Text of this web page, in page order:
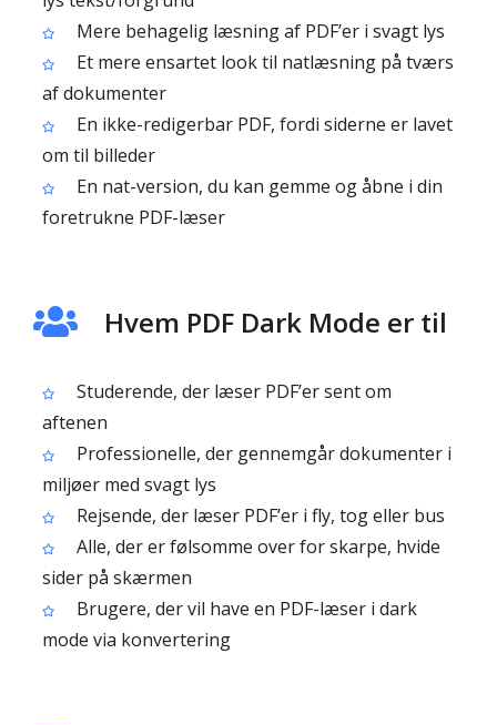
Mere behagelig læsning af PDF’er i svagt lys
Et mere ensartet look til natlæsning på tværs
af dokumenter
En ikke-redigerbar PDF, fordi siderne er lavet
om til billeder
En nat-version, du kan gemme og åbne i din
foretrukne PDF-læser
Hvem PDF Dark Mode er til
Studerende, der læser PDF’er sent om
aftenen
Professionelle, der gennemgår dokumenter i
miljøer med svagt lys
Rejsende, der læser PDF’er i fly, tog eller bus
Alle, der er følsomme over for skarpe, hvide
sider på skærmen
Brugere, der vil have en PDF-læser i dark
mode via konvertering